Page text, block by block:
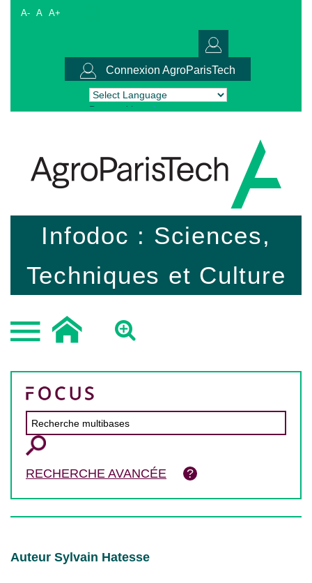
A- A A+
Connexion AgroParisTech
Powered by Translate
Infodoc : Sciences,
Techniques et Culture
RECHERCHE AVANCÉE
Auteur Sylvain Hatesse